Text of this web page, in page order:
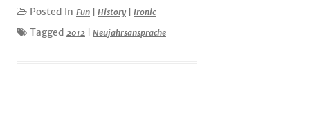
Posted In Fun History Ironic
Tagged 2012 Neujahrsansprache